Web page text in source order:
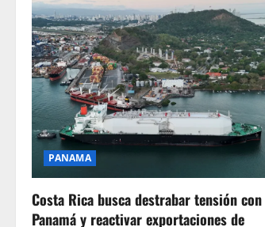
PANAMA
Costa Rica busca destrabar tensión con
Panamá y reactivar exportaciones de